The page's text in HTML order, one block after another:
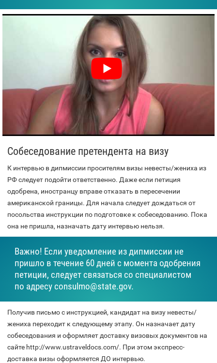
Собеседование претендента на визу
К интервью в дипмиссии просителям визы невесты/жениха из
РФ следует подойти ответственно. Даже если петиция
одобрена, иностранцу вправе отказать в пересечении
американской границы. Для начала следует дождаться от
посольства инструкции по подготовке к собеседованию. Пока
она не пришла, назначать дату интервью нельзя.
Важно! Если уведомление из дипмиссии не
пришло в течение 60 дней с момента одобрения
петиции, следует связаться со специалистом
по адресу consulmo@state.gov.
Получив письмо с инструкцией, кандидат на визу невесты/
жениха переходит к следующему этапу. Он назначает дату
собеседования и оформляет доставку визовых документов на
сайте http://www.ustraveldocs.com/. При этом экспресс-
доставка визы оформляется ДО интервью.